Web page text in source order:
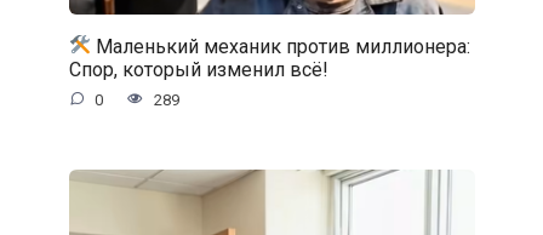
Маленький механик против миллионера:
Спор, который изменил всё!
0 289